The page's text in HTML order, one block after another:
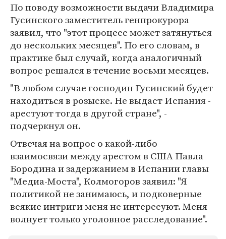
По поводу возможности выдачи Владимира
Гусинского заместитель генпрокурора
заявил, что "этот процесс может затянуться
до нескольких месяцев". По его словам, в
практике был случай, когда аналогичный
вопрос решался в течение восьми месяцев.
"В любом случае господин Гусинский будет
находиться в розыске. Не выдаст Испания -
арестуют тогда в другой стране", -
подчеркнул он.
Отвечая на вопрос о какой-либо
взаимосвязи между арестом в США Павла
Бородина и задержанием в Испании главы
"Медиа-Моста", Колмогоров заявил: "Я
политикой не занимаюсь, и подковерные
всякие интриги меня не интересуют. Меня
волнует только уголовное расследование".